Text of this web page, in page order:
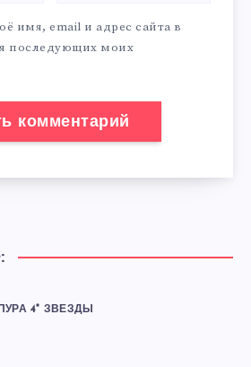
имя, email и адрес сайта в
последующих моих
4* ЗВЕЗДЫ